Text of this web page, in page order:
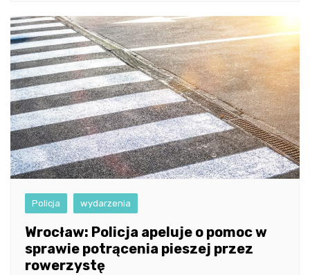
Policja wydarzenia
Wrocław: Policja apeluje o pomoc w
sprawie potrącenia pieszej przez
rowerzystę